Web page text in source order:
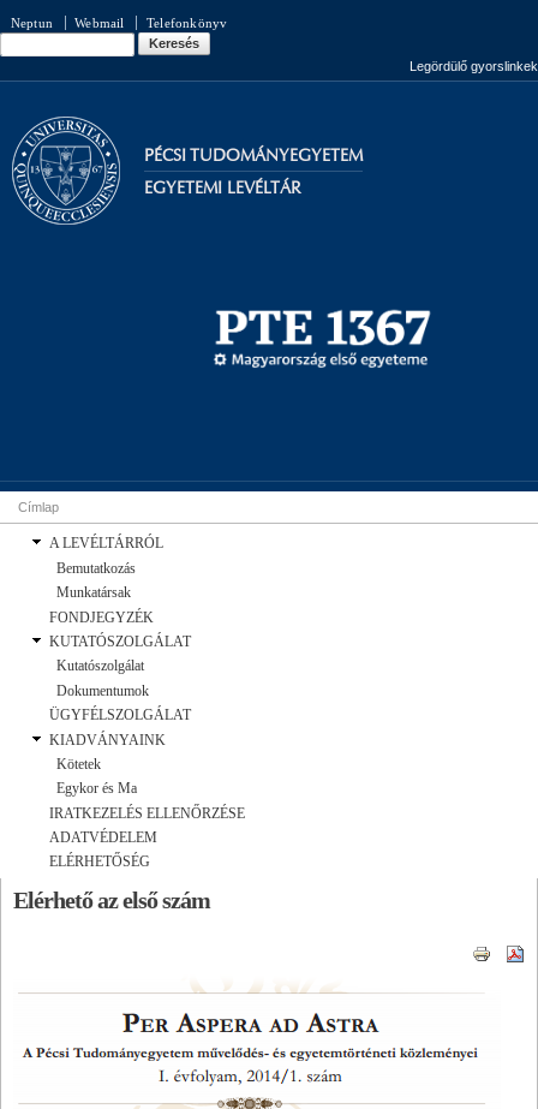
tartalomra
Neptun Webmail Telefonkönyv
Keresés űrlap
Legördülő gyorslinkek
PÉCSI TUDOMÁNYEGYETEM
EGYETEMI LEVÉLTÁR
Jelenlegi hely
Címlap
A LEVÉLTÁRRÓL
Bemutatkozás
Munkatársak
FONDJEGYZÉK
KUTATÓSZOLGÁLAT
Kutatószolgálat
Dokumentumok
ÜGYFÉLSZOLGÁLAT
KIADVÁNYAINK
Kötetek
Egykor és Ma
IRATKEZELÉS ELLENŐRZÉSE
ADATVÉDELEM
ELÉRHETŐSÉG
Elérhető az első szám